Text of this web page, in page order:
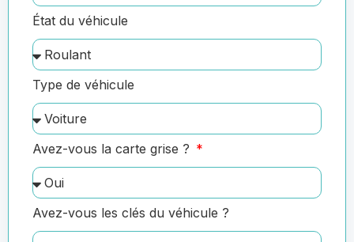
État du véhicule
Type de véhicule
Avez-vous la carte grise ?
Avez-vous les clés du véhicule ?